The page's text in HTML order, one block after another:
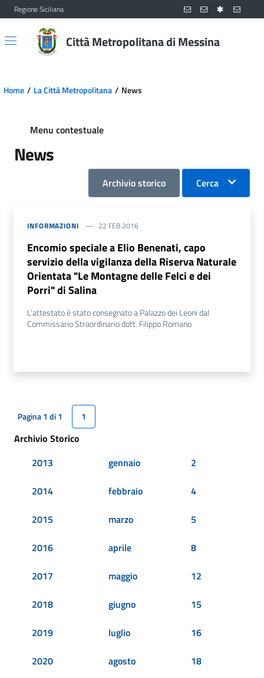
Vai al contenuto principale
Vai al menu principale
Regione Siciliana
Città Metropolitana di Messina
Home La Città Metropolitana News
Menu contestuale
News
Archivio storico Cerca
INFORMAZIONI 22 FEB 2016
Encomio speciale a Elio Benenati, capo
servizio della vigilanza della Riserva Naturale
Orientata "Le Montagne delle Felci e dei
Porri" di Salina
L’attestato è stato consegnato a Palazzo dei Leoni dal
Commissario Straordinario dott. Filippo Romano
Pagina 1 di 1 1
Archivio Storico
2013
2014
2015
2016
2017
2018
2019
2020
gennaio
febbraio
marzo
aprile
maggio
giugno
luglio
agosto
2
4
5
8
12
15
16
18